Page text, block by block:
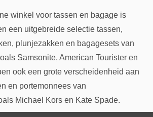
winkel voor tassen en bagage is
een uitgebreide selectie tassen,
plunjezakken en bagagesets van
Samsonite, American Tourister en
ook een grote verscheidenheid aan
en portemonnees van
Michael Kors en Kate Spade.